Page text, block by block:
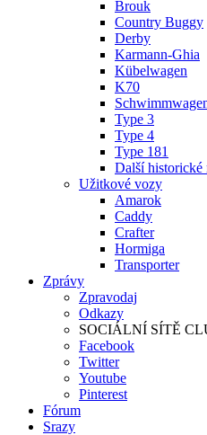
Brouk
Country Buggy
Derby
Karmann-Ghia
Kübelwagen
K70
Type 3
Type 4
Type 181
Další historické
Užitkové vozy
Amarok
Caddy
Crafter
Hormiga
Transporter
Zprávy
Zpravodaj
Odkazy
SOCIÁLNÍ SÍTĚ
Facebook
Twitter
Youtube
Pinterest
Fórum
Srazy